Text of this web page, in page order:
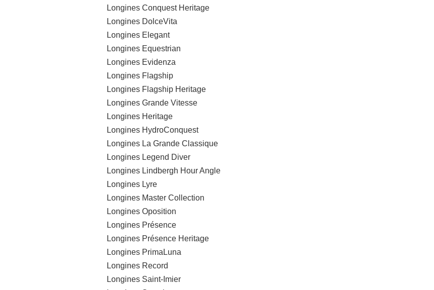
Longines Conquest Heritage
Longines DolceVita
Longines Elegant
Longines Equestrian
Longines Evidenza
Longines Flagship
Longines Flagship Heritage
Longines Grande Vitesse
Longines Heritage
Longines HydroConquest
Longines La Grande Classique
Longines Legend Diver
Longines Lindbergh Hour Angle
Longines Lyre
Longines Master Collection
Longines Oposition
Longines Présence
Longines Présence Heritage
Longines PrimaLuna
Longines Record
Longines Saint-Imier